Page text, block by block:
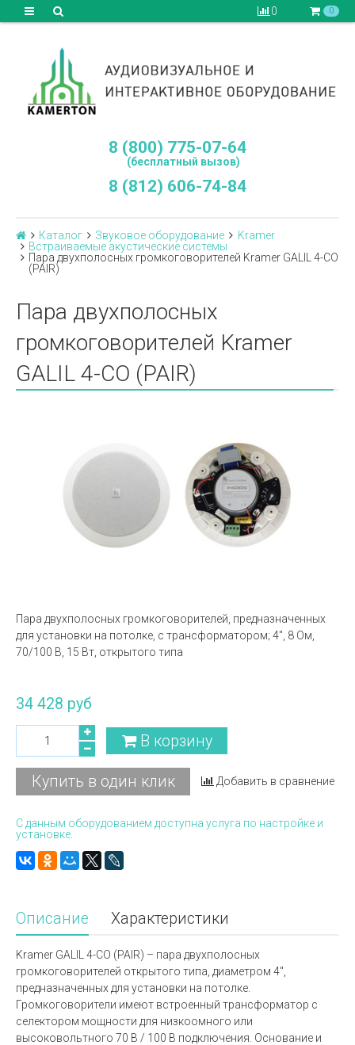
0 0
8 (800) 775-07-64
(бесплатный вызов)
8 (812) 606-74-84
Каталог Звуковое оборудование
Kramer
Встраиваемые акустические системы
Пара двухполосных громкоговорителей Kramer GALIL 4-CO
(PAIR)
Пара двухполосных
громкоговорителей Kramer
GALIL 4-CO (PAIR)
Пара двухполосных громкоговорителей, предназначенных
для установки на потолке, с трансформатором; 4", 8 Ом,
70/100 В, 15 Вт, открытого типа
34 428 руб
В корзину
Купить в один клик Добавить в сравнение
С данным оборудованием доступна услуга по настройке и
установке.
Описание Характеристики
Kramer GALIL 4-CO (PAIR) – пара двухполосных
громкоговорителей открытого типа, диаметром 4",
предназначенных для установки на потолке.
Громкоговорители имеют встроенный трансформатор с
селектором мощности для низкоомного или
высоковольтного 70 В / 100 В подключения. Основание и